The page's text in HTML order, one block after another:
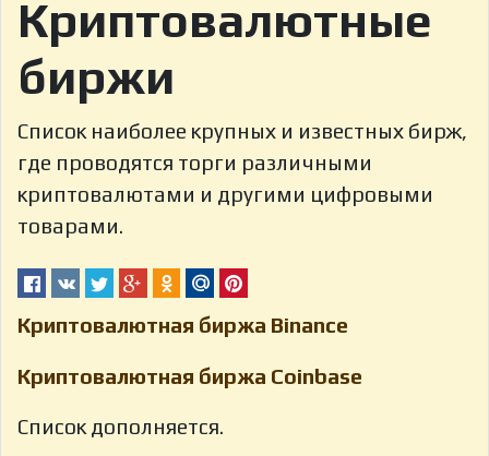
Криптовалютные
биржи
Список наиболее крупных и известных бирж,
где проводятся торги различными
криптовалютами и другими цифровыми
товарами.
Криптовалютная биржа Binance
Криптовалютная биржа Coinbase
Список дополняется.